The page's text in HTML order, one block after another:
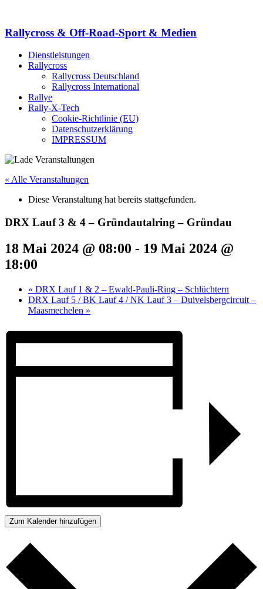
Rallycross & Off-Road-Sport & Medien
Dienstleistungen
Rallycross
Rallycross Deutschland
Rallycross International
Rallye
Rally-X-Tech
Cookie-Richtlinie (EU)
Datenschutzerklärung
IMPRESSUM
« Alle Veranstaltungen
Diese Veranstaltung hat bereits stattgefunden.
DRX Lauf 3 & 4 – Gründautalring – Gründau
18 Mai 2024 @ 08:00 - 19 Mai 2024 @
18:00
« DRX Lauf 1 & 2 – Ewald-Pauli-Ring – Schlüchtern
DRX Lauf 5 / BK Lauf 4 / NK Lauf 3 – Duivelsbergcircuit –
Maasmechelen »
Zum Kalender hinzufügen